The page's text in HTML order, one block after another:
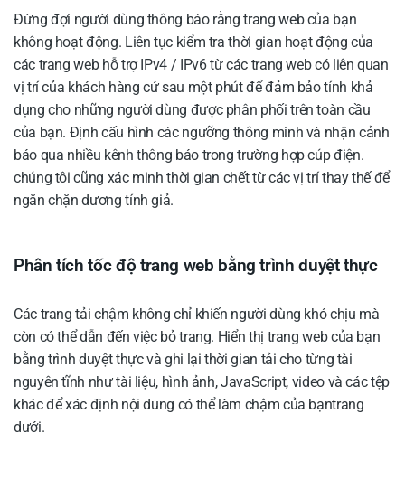
Đừng đợi người dùng thông báo rằng trang web của bạn
không hoạt động. Liên tục kiểm tra thời gian hoạt động của
các trang web hỗ trợ IPv4 / IPv6 từ các trang web có liên quan
vị trí của khách hàng cứ sau một phút để đảm bảo tính khả
dụng cho những người dùng được phân phối trên toàn cầu
của bạn. Định cấu hình các ngưỡng thông minh và nhận cảnh
báo qua nhiều kênh thông báo trong trường hợp cúp điện.
chúng tôi cũng xác minh thời gian chết từ các vị trí thay thế để
ngăn chặn dương tính giả.
Phân tích tốc độ trang web bằng trình duyệt thực
Các trang tải chậm không chỉ khiến người dùng khó chịu mà
còn có thể dẫn đến việc bỏ trang. Hiển thị trang web của bạn
bằng trình duyệt thực và ghi lại thời gian tải cho từng tài
nguyên tĩnh như tài liệu, hình ảnh, JavaScript, video và các tệp
khác để xác định nội dung có thể làm chậm của bạntrang
dưới.